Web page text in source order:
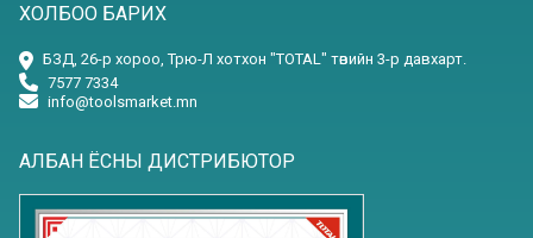
ХОЛБОО БАРИХ
БЗД, 26-р хороо, Трю-Л хотхон "TOTAL" төвийн 3-р давхарт.
7577 7334
info@toolsmarket.mn
АЛБАН ЁСНЫ ДИСТРИБЮТОР